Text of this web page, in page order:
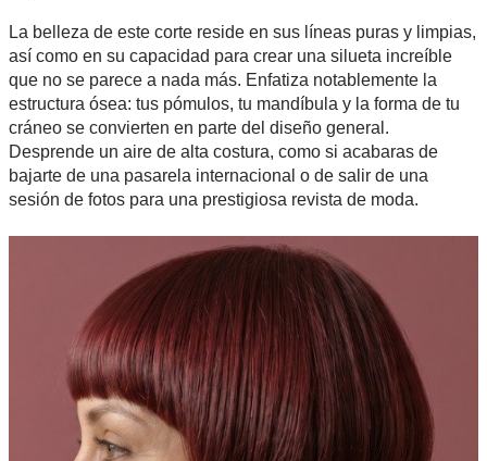
La belleza de este corte reside en sus líneas puras y limpias,
así como en su capacidad para crear una silueta increíble
que no se parece a nada más. Enfatiza notablemente la
estructura ósea: tus pómulos, tu mandíbula y la forma de tu
cráneo se convierten en parte del diseño general.
Desprende un aire de alta costura, como si acabaras de
bajarte de una pasarela internacional o de salir de una
sesión de fotos para una prestigiosa revista de moda.